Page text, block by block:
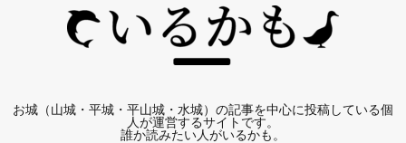
お城（山城・平城・平山城・水城）の記事を中心に投稿している個
人が運営するサイトです。
誰か読みたい人がいるかも。